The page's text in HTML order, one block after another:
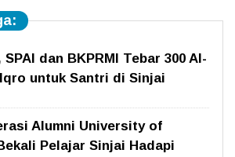
SPAI dan BKPRMI Tebar 300 Al-
untuk Santri di Sinjai
Alumni University of
Pelajar Sinjai Hadapi